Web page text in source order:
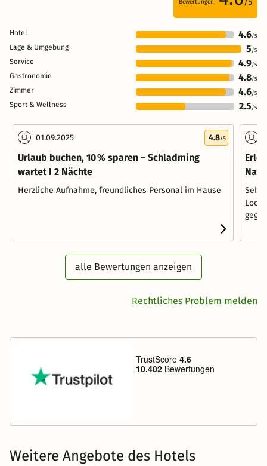
Bewertungen
Hotel 4.6/5
Lage & Umgebung 5 /5
Service 4.9/5
Gastronomie 4.8/5
Zimmer 4.6/5
Sport & Wellness 2.5 /5
01.09.2025 4.8/5
Urlaub buchen, 10 % sparen – Schladming
wartet I 2 Nächte
Herzliche Aufnahme, freundliches Personal im Hause
Sehr
alle Bewertungen anzeigen
Rechtliches Problem melden
Weitere Angebote des Hotels